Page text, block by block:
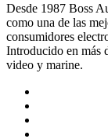
Desde 1987 Boss
como una de las
consumidores
Introducido en más
video y marine.